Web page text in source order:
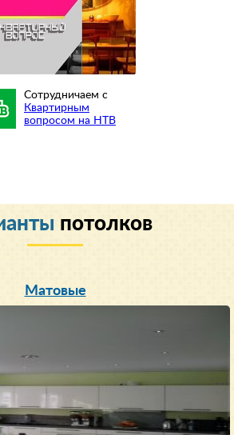
Сотрудничаем с
Квартирным
вопросом на НТВ
потолков
Матовые